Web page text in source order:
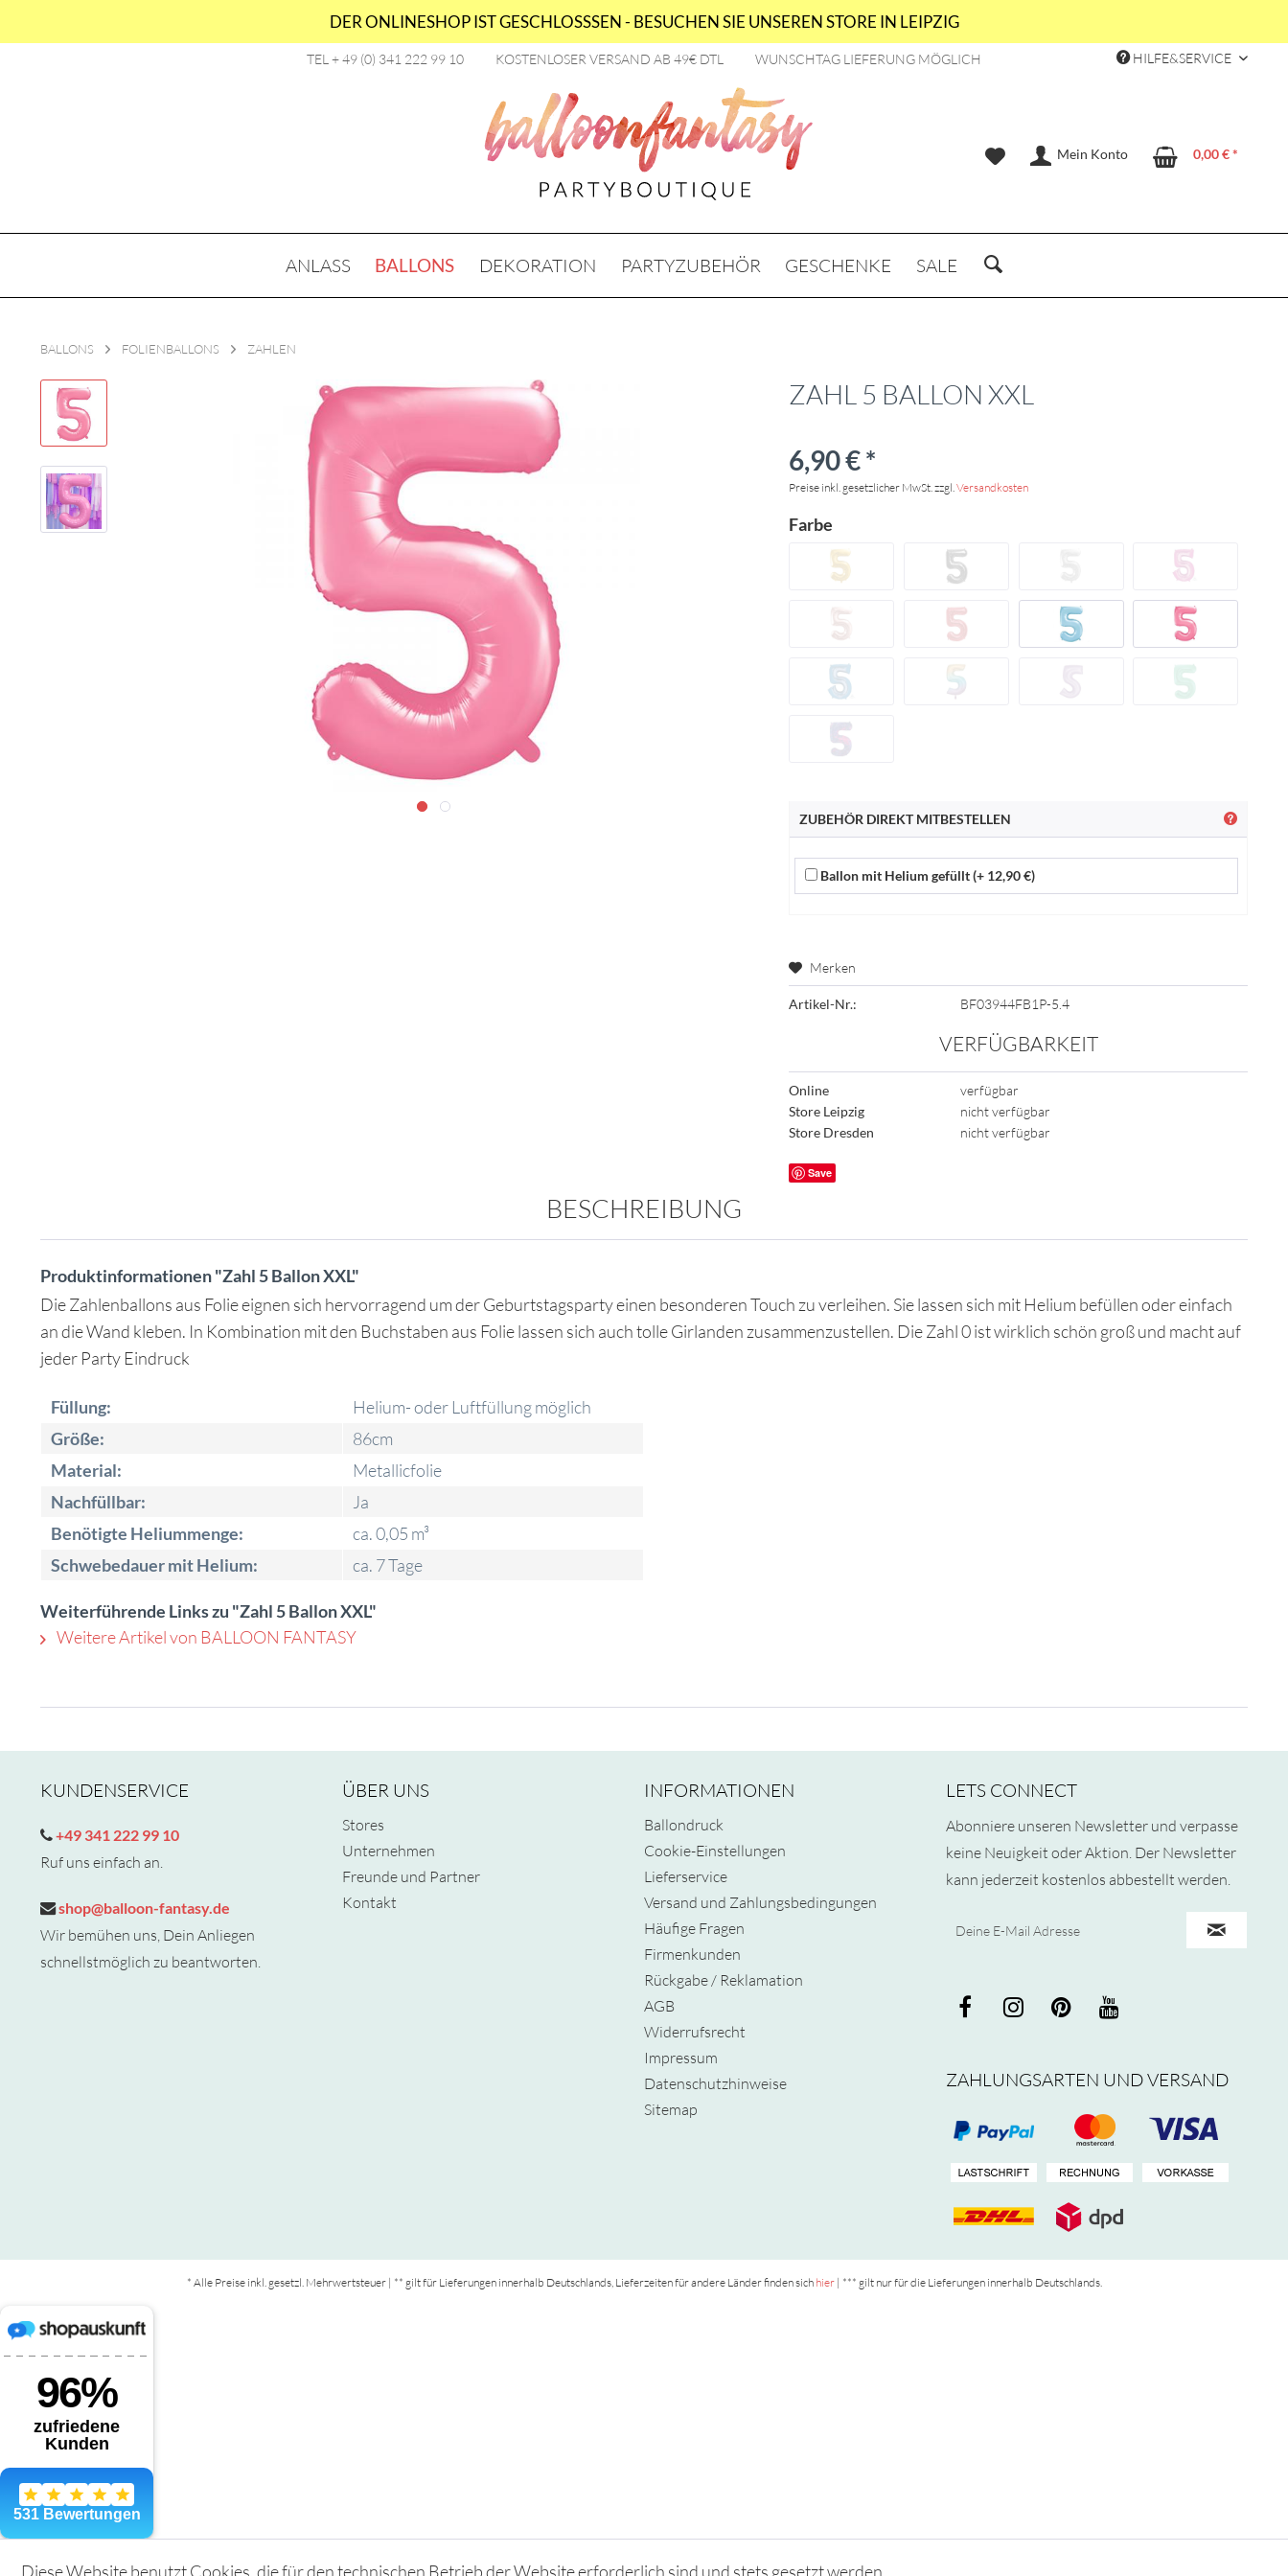
DER ONLINESHOP IST GESCHLOSSSEN - BESUCHEN SIE UNSEREN STORE IN LEIPZIG
TEL + 49 (0) 341 222 99 10 KOSTENLOSER VERSAND AB 49€ DTL WUNSCHTAG LIEFERUNG MÖGLICH HILFE&SERVICE
Mein Konto 0,00 € *
ANLASS BALLONS DEKORATION PARTYZUBEHÖR GESCHENKE SALE
BALLONS FOLIENBALLONS ZAHLEN
ZAHL 5 BALLON XXL
6,90 € *
Preise inkl. gesetzlicher MwSt. zzgl.Versandkosten
Farbe
ZUBEHÖR DIREKT MITBESTELLEN
Ballon mit Helium gefüllt (+ 12,90 €)
Merken
Artikel-Nr.: BF03944FB1P-5.4
VERFÜGBARKEIT
Online
verfügbar
Store Leipzig
nicht verfügbar
Store Dresden
nicht verfügbar
Save
BESCHREIBUNG
Produktinformationen "Zahl 5 Ballon XXL"
Die Zahlenballons aus Folie eignen sich hervorragend um der Geburtstagsparty einen besonderen Touch zu verleihen. Sie lassen sich mit Helium befüllen oder einfach
an die Wand kleben. In Kombination mit den Buchstaben aus Folie lassen sich auch tolle Girlanden zusammenzustellen. Die Zahl 0 ist wirklich schön groß und macht auf
jeder Party Eindruck
Füllung:
Helium- oder Luftfüllung möglich
Größe:
86cm
Material:
Metallicfolie
Nachfüllbar:
Ja
Benötigte Heliummenge:
ca. 0,05 m³
Schwebedauer mit Helium:
ca. 7 Tage
Weiterführende Links zu "Zahl 5 Ballon XXL"
Weitere Artikel von BALLOON FANTASY
KUNDENSERVICE
+49 341 222 99 10
Ruf uns einfach an.
shop@balloon-fantasy.de
Wir bemühen uns, Dein Anliegen
schnellstmöglich zu beantworten.
ÜBER UNS
Stores
Unternehmen
Freunde und Partner
Kontakt
INFORMATIONEN
Ballondruck
Cookie-Einstellungen
Lieferservice
Versand und Zahlungsbedingungen
Häufige Fragen
Firmenkunden
Rückgabe / Reklamation
AGB
Widerrufsrecht
Impressum
Datenschutzhinweise
Sitemap
LETS CONNECT
Abonniere unseren Newsletter und verpasse
keine Neuigkeit oder Aktion. Der Newsletter
kann jederzeit kostenlos abbestellt werden.
ZAHLUNGSARTEN UND VERSAND
* Alle Preise inkl. gesetzl. Mehrwertsteuer | ** gilt für Lieferungen innerhalb Deutschlands, Lieferzeiten für andere Länder finden sich hier| *** gilt nur für die Lieferungen innerhalb Deutschlands.
Diese Website benutzt Cookies, die für den technischen Betrieb der Website erforderlich sind und stets gesetzt werden.